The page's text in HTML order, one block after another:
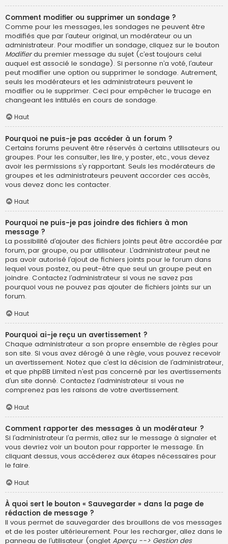
Comment modifier ou supprimer un sondage ?
Comme pour les messages, les sondages ne peuvent être
modifiés que par l’auteur original, un modérateur ou un
administrateur. Pour modifier un sondage, cliquez sur le bouton
Modifierdu premier message du sujet (c’est toujours celui
auquel est associé le sondage). Si personne n’a voté, l’auteur
peut modifier une option ou supprimer le sondage. Autrement,
seuls les modérateurs et les administrateurs peuvent le
modifier ou le supprimer. Ceci pour empêcher le trucage en
changeant les intitulés en cours de sondage.
Haut
Pourquoi ne puis-je pas accéder à un forum ?
Certains forums peuvent être réservés à certains utilisateurs ou
groupes. Pour les consulter, les lire, y poster, etc., vous devez
avoir les permissions s’y rapportant. Seuls les modérateurs de
groupes et les administrateurs peuvent accorder ces accès,
vous devez donc les contacter.
Haut
Pourquoi ne puis-je pas joindre des fichiers à mon
message ?
La possibilité d’ajouter des fichiers joints peut être accordée par
forum, par groupe, ou par utilisateur. L’administrateur peut ne
pas avoir autorisé l’ajout de fichiers joints pour le forum dans
lequel vous postez, ou peut-être que seul un groupe peut en
joindre. Contactez l’administrateur si vous ne savez pas
pourquoi vous ne pouvez pas ajouter de fichiers joints sur un
forum.
Haut
Pourquoi ai-je reçu un avertissement ?
Chaque administrateur a son propre ensemble de règles pour
son site. Si vous avez dérogé à une règle, vous pouvez recevoir
un avertissement. Notez que c’est la décision de l’administrateur,
et que phpBB Limited n’est pas concerné par les avertissements
d’un site donné. Contactez l’administrateur si vous ne
comprenez pas les raisons de votre avertissement.
Haut
Comment rapporter des messages à un modérateur ?
Si l’administrateur l’a permis, allez sur le message à signaler et
vous devriez voir un bouton pour rapporter le message. En
cliquant dessus, vous accéderez aux étapes nécessaires pour
le faire.
Haut
À quoi sert le bouton « Sauvegarder » dans la page de
rédaction de message ?
Il vous permet de sauvegarder des brouillons de vos messages
et de les poster ultérieurement. Pour les recharger, allez dans le
panneau de l’utilisateur (onglet Aperçu --> Gestion des